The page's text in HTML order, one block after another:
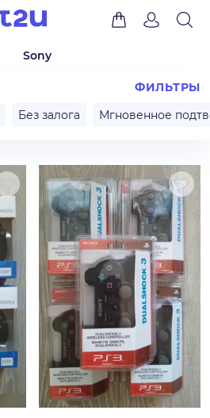
Sony
ФИЛЬТРЫ
Без залога Мгновенное